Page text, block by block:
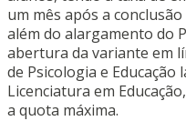
um mês após a
além do alargamento do
abertura da variante em
de Psicologia e
Licenciatura em
a quota máxima.